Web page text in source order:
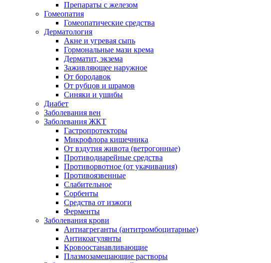
Препараты с железом
Гомеопатия
Гомеопатические средства
Дерматология
Акне и угревая сыпь
Гормональные мази крема
Дерматит, экзема
Заживляющее наружное
От бородавок
От рубцов и шрамов
Синяки и ушибы
Диабет
Заболевания вен
Заболевания ЖКТ
Гастропротекторы
Микрофлора кишечника
От вздутия живота (ветрогонные)
Противодиарейные средства
Противорвотное (от укачивания)
Противоязвенные
Слабительное
Сорбенты
Средства от изжоги
Ферменты
Заболевания крови
Антиагреганты (антитромбоцитарные)
Антикоагулянты
Кровоостанавливающие
Плазмозамещающие растворы